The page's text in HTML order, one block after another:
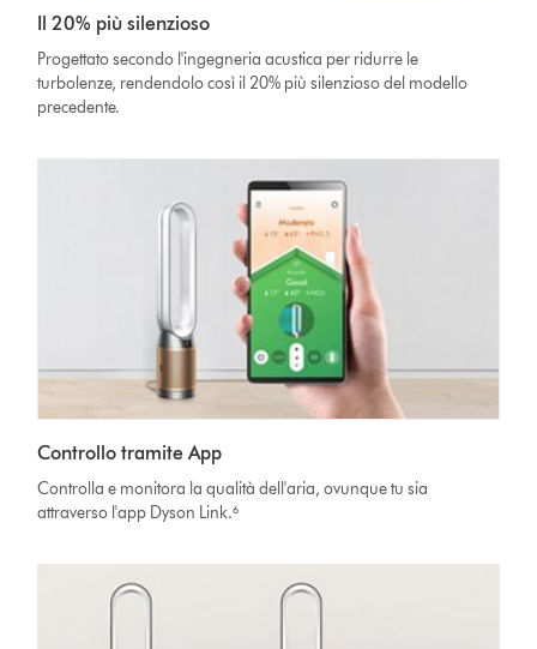
Il 20% più silenzioso
Progettato secondo l'ingegneria acustica per ridurre le
turbolenze, rendendolo così il 20% più silenzioso del modello
precedente.
Controllo tramite App
Controlla e monitora la qualità dell'aria, ovunque tu sia
attraverso l'app Dyson Link.⁶